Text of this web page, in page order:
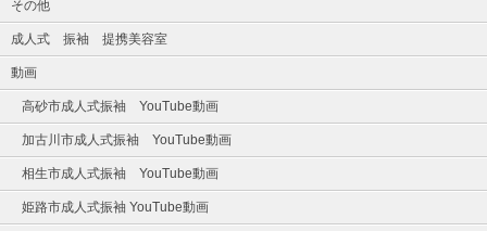
その他
成人式 振袖 提携美容室
動画
高砂市成人式振袖 YouTube動画
加古川市成人式振袖 YouTube動画
相生市成人式振袖 YouTube動画
姫路市成人式振袖 YouTube動画